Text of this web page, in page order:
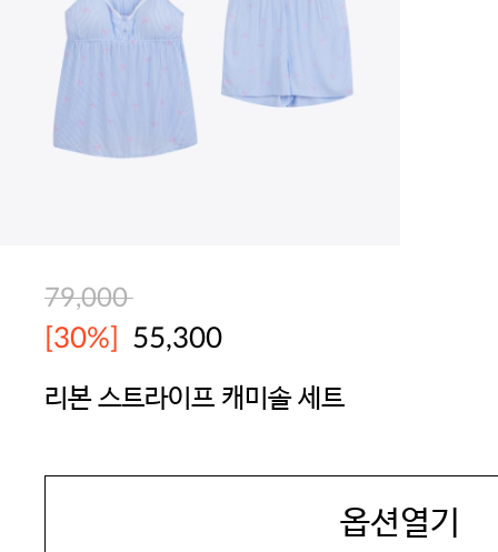
79,000
[30%] 55,300
리본 스트라이프 캐미솔 세트
옵션열기